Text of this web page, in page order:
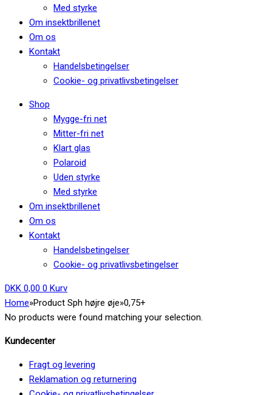
Med styrke
Om insektbrillenet
Om os
Kontakt
Handelsbetingelser
Cookie- og privatlivsbetingelser
Shop
Mygge-fri net
Mitter-fri net
Klart glas
Polaroid
Uden styrke
Med styrke
Om insektbrillenet
Om os
Kontakt
Handelsbetingelser
Cookie- og privatlivsbetingelser
DKK 0,00 0 Kurv
Home»Product Sph højre øje»0,75+
No products were found matching your selection.
Kundecenter
Fragt og levering
Reklamation og returnering